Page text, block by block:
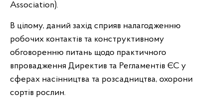
Association).
В цілому, даний захід сприяв налагодженню
робочих контактів та конструктивному
обговоренню питань щодо практичного
впровадження Директив та Регламентів ЄС у
сферах насінництва та розсадництва, охорони
сортів рослин.